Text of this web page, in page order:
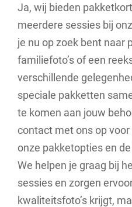
Ja, wij bieden
meerdere sessies bij
je nu op zoek bent naar
familiefoto’s of een
verschillende
speciale pakketten
te komen aan jouw
contact met ons op
onze pakketopties en
We helpen je graag bij
sessies en zorgen
kwaliteitsfoto’s krijgt,